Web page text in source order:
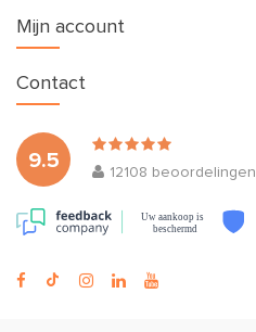
Mijn account
9.5
12108 beoordelingen
Uw aankoop is
beschermd
Contact